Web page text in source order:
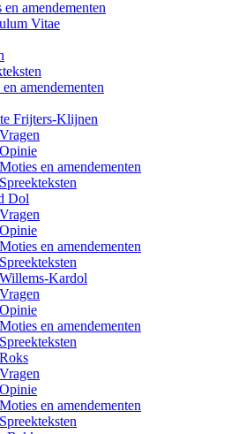
en amendementen
Vitae
amendementen
Frijters-Klijnen
Vragen
Opinie
Moties en amendementen
Spreekteksten
Dol
Vragen
Opinie
Moties en amendementen
Spreekteksten
Kardol
Vragen
Opinie
Moties en amendementen
Spreekteksten
Vragen
Opinie
Moties en amendementen
Spreekteksten